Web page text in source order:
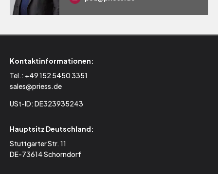
Kontaktinformationen:
Tel.: +49 152 5450 3351
sales@priess.de
USt-ID: DE323935243
Hauptsitz Deutschland:
Stuttgarter Str. 11
DE-73614 Schorndorf